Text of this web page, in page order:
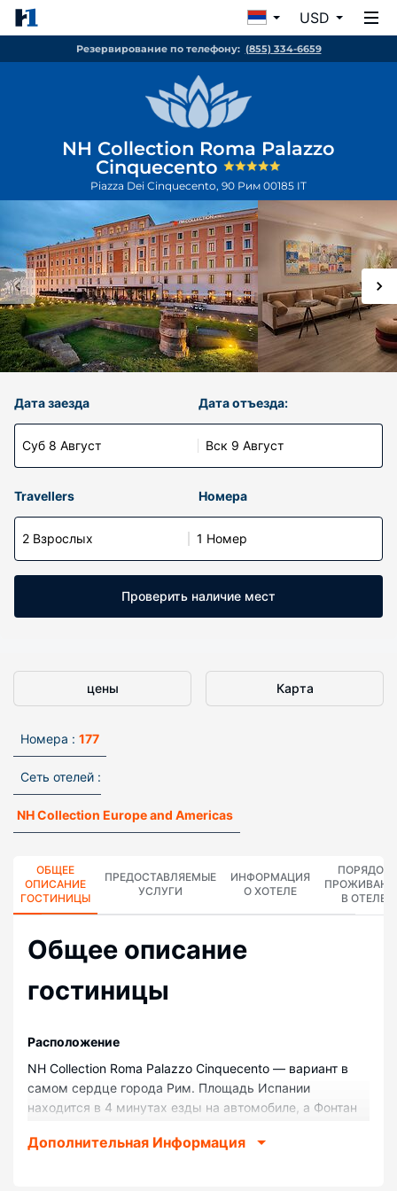
USD
Резервирование по телефону: (855) 334-6659
NH Collection Roma Palazzo
Cinquecento
Piazza Dei Cinquecento, 90 Рим 00185 IT
Дата заезда
Суб 8 Август
Дата отъезда:
Вск 9 Август
Travellers Номера
2 Взрослых 1 Номер
Проверить наличие мест
цены Карта
Номера : 177
Сеть отелей :
NH Collection Europe and Americas
ОБЩЕЕ
ОПИСАНИЕ
ГОСТИНИЦЫ
ПРЕДОСТАВЛЯЕМЫЕ
УСЛУГИ
ИНФОРМАЦИЯ
О ХОТЕЛЕ
ПОРЯДОК
В ОТЕЛЕ
Общее описание
гостиницы
Pасположение
NH Collection Roma Palazzo Cinquecento — вариант в
самом сердце города Рим. Площадь Испании
находится в 4 минутах езды на автомобиле, а Фонтан
вариант с прекрасным расположением: Большой цирк
Дополнительная Информация